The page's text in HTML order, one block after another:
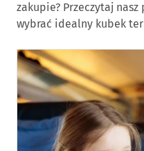
zakupie? Przeczytaj
wybrać idealny kubek